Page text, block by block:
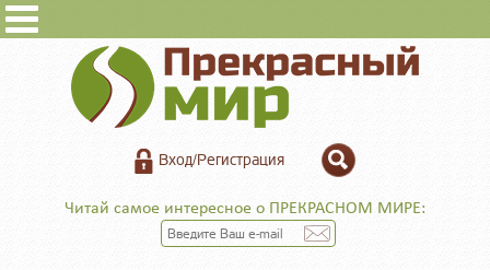
Вход/Регистрация
Читай самое интересное о ПРЕКРАСНОМ МИРЕ: